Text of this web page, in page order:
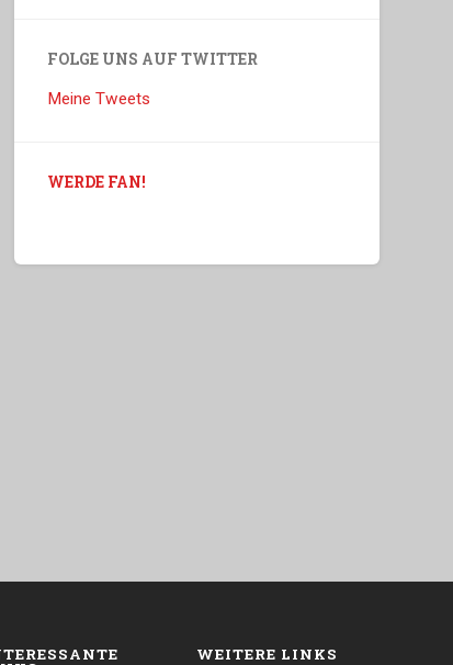
FOLGE UNS AUF TWITTER
Meine Tweets
WERDE FAN!
WEITERE LINKS